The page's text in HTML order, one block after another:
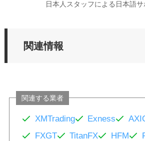
日本人スタッフによる日本語サ
関連情報
関連する業者
XMTrading Exness
FXGT
TitanFX HFM